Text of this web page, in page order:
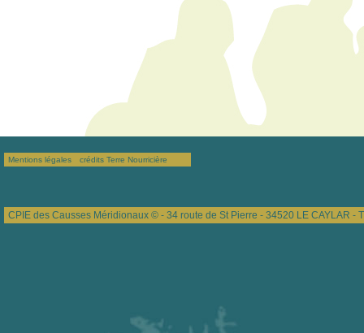
Mentions légales crédits Terre Nourricière
CPIE des Causses Méridionaux © - 34 route de St Pierre - 34520 LE CAYLAR -